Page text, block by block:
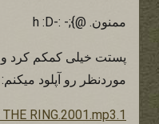
ممنون. @};- :-h :D
پستت خیلی کمکم کرد
موردنظر رو آپلود میکنم:
1.THE FELLOWSHIP OF THE RING.2001.mp3